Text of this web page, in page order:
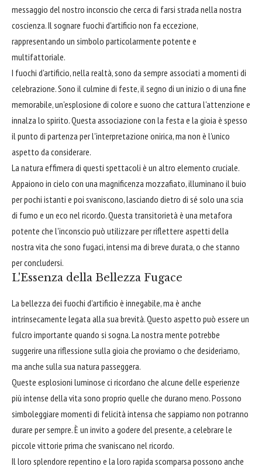
messaggio del nostro inconscio che cerca di farsi strada nella nostra
coscienza. Il sognare fuochi d'artificio non fa eccezione,
rappresentando un simbolo particolarmente potente e
multifattoriale.
I fuochi d'artificio, nella realtà, sono da sempre associati a momenti di
celebrazione. Sono il culmine di feste, il segno di un inizio o di una fine
memorabile, un'esplosione di colore e suono che cattura l'attenzione e
innalza lo spirito. Questa associazione con la festa e la gioia è spesso
il punto di partenza per l'interpretazione onirica, ma non è l'unico
aspetto da considerare.
La natura effimera di questi spettacoli è un altro elemento cruciale.
Appaiono in cielo con una magnificenza mozzafiato, illuminano il buio
per pochi istanti e poi svaniscono, lasciando dietro di sé solo una scia
di fumo e un eco nel ricordo. Questa transitorietà è una metafora
potente che l'inconscio può utilizzare per riflettere aspetti della
nostra vita che sono fugaci, intensi ma di breve durata, o che stanno
per concludersi.
L'Essenza della Bellezza Fugace
La bellezza dei fuochi d'artificio è innegabile, ma è anche
intrinsecamente legata alla sua brevità. Questo aspetto può essere un
fulcro importante quando si sogna. La nostra mente potrebbe
suggerire una riflessione sulla gioia che proviamo o che desideriamo,
ma anche sulla sua natura passeggera.
Queste esplosioni luminose ci ricordano che alcune delle esperienze
più intense della vita sono proprio quelle che durano meno. Possono
simboleggiare momenti di felicità intensa che sappiamo non potranno
durare per sempre. È un invito a godere del presente, a celebrare le
piccole vittorie prima che svaniscano nel ricordo.
Il loro splendore repentino e la loro rapida scomparsa possono anche